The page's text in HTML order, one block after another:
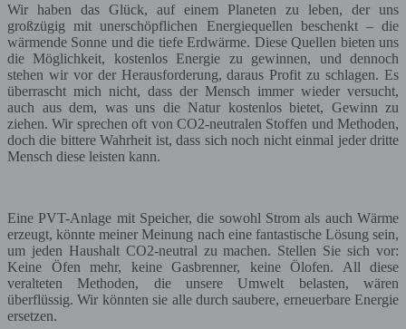
Wir haben das Glück, auf einem Planeten zu leben, der uns
großzügig mit unerschöpflichen Energiequellen beschenkt – die
wärmende Sonne und die tiefe Erdwärme. Diese Quellen bieten uns
die Möglichkeit, kostenlos Energie zu gewinnen, und dennoch
stehen wir vor der Herausforderung, daraus Profit zu schlagen. Es
überrascht mich nicht, dass der Mensch immer wieder versucht,
auch aus dem, was uns die Natur kostenlos bietet, Gewinn zu
ziehen. Wir sprechen oft von CO2-neutralen Stoffen und Methoden,
doch die bittere Wahrheit ist, dass sich noch nicht einmal jeder dritte
Mensch diese leisten kann.
Eine PVT-Anlage mit Speicher, die sowohl Strom als auch Wärme
erzeugt, könnte meiner Meinung nach eine fantastische Lösung sein,
um jeden Haushalt CO2-neutral zu machen. Stellen Sie sich vor:
Keine Öfen mehr, keine Gasbrenner, keine Ölofen. All diese
veralteten Methoden, die unsere Umwelt belasten, wären
überflüssig. Wir könnten sie alle durch saubere, erneuerbare Energie
ersetzen.